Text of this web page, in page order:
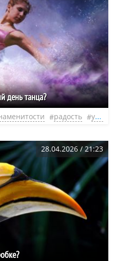
день танца?
радость удовольствие
28.04.2026 / 21:23